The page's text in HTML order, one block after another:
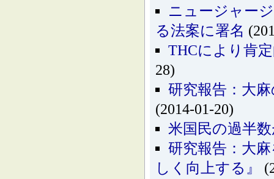
ニュージャー
る法案に署名
THCにより肯
28)
研究報告：大
(2014-01-20)
米国民の過半
研究報告：大
しく向上する』